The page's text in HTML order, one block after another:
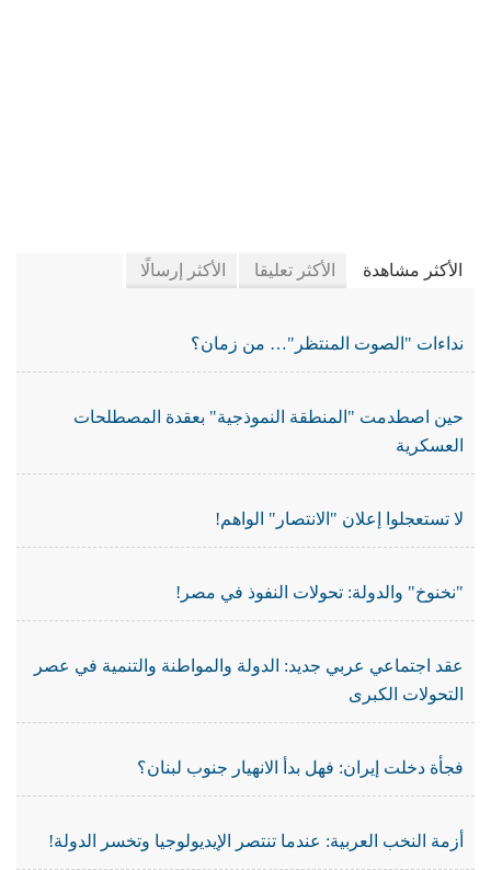
الأكثر مشاهدة الأكثر تعليقا الأكثر إرسالًا
نداءات "الصوت المنتظر"… من زمان؟
حين اصطدمت "المنطقة النموذجية" بعقدة المصطلحات
العسكرية
لا تستعجلوا إعلان "الانتصار" الواهم!
"نخنوخ" والدولة: تحولات النفوذ في مصر!
عقد اجتماعي عربي جديد: الدولة والمواطنة والتنمية في عصر
التحولات الكبرى
فجأة دخلت إيران: فهل بدأ الانهيار جنوب لبنان؟
أزمة النخب العربية: عندما تنتصر الإيديولوجيا وتخسر الدولة!